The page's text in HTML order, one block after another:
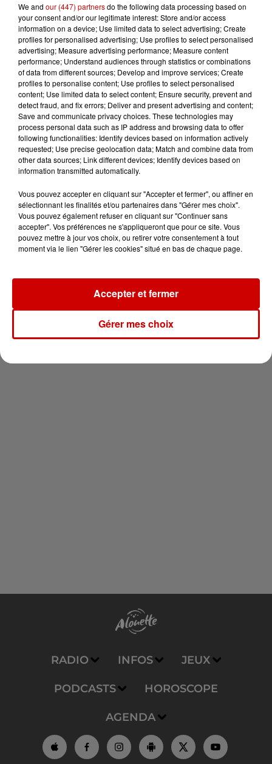
Le Duel - Gagnez vos entrées
pour l'un des zoos de nos
régions !
Destination Vacances - Gagnez
votre séjour en famille au cœur
de la...
Destination Vacances : inscrivez-
vous !
Newsletter
RADIO INFOS JEUX
PODCASTS HOROSCOPE
AGENDA
We and our (447) partnersdo the following data processing based on
your consent and/or our legitimate interest: Store and/or access
information on a device; Use limited data to select advertising; Create
profiles for personalised advertising; Use profiles to select personalised
advertising; Measure advertising performance; Measure content
performance; Understand audiences through statistics or combinations
of data from different sources; Develop and improve services; Create
profiles to personalise content; Use profiles to select personalised
content; Use limited data to select content; Ensure security, prevent and
detect fraud, and fix errors; Deliver and present advertising and content;
Save and communicate privacy choices. These technologies may
process personal data such as IP address and browsing data to offer
following functionalities: Identify devices based on information actively
requested; Use precise geolocation data; Match and combine data from
other data sources; Link different devices; Identify devices based on
information transmitted automatically.
Vous pouvez accepter en cliquant sur "Accepter et fermer", ou affiner en
sélectionnant les finalités et/ou partenaires dans "Gérer mes choix".
Vous pouvez également refuser en cliquant sur "Continuer sans
accepter". Vos préférences ne s'appliqueront que pour ce site. Vous
pouvez mettre à jour vos choix, ou retirer votre consentement à tout
moment via le lien "Gérer les cookies" situé en bas de chaque page.
Gérer mes choix
Accepter et fermer